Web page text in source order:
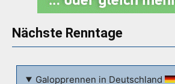
Nächste Renntage
Galopprennen in Deutschland